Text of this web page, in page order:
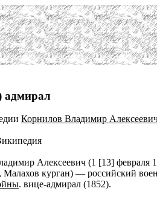
адмирал
Корнилов Владимир
Алексеевич (1 [13] февраля
Малахов курган) — российский
. вице-адмирал (1852).